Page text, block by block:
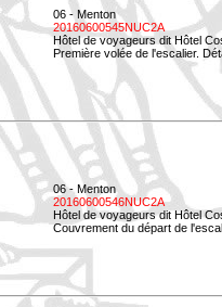
06 - Menton
20160600545NUC2A
Hôtel de voyageurs dit Hôtel
Première volée de l'escalier.
06 - Menton
20160600546NUC2A
Hôtel de voyageurs dit Hôtel
Couvrement du départ de